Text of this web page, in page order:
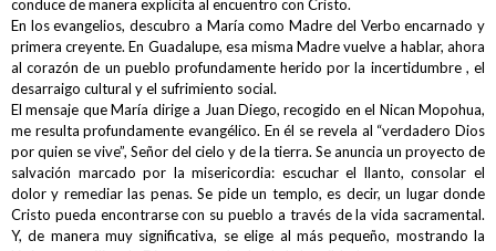
conduce de manera explícita al encuentro con Cristo.
En los evangelios, descubro a María como Madre del Verbo encarnado y
primera creyente. En Guadalupe, esa misma Madre vuelve a hablar, ahora
al corazón de un pueblo profundamente herido por la incertidumbre , el
desarraigo cultural y el sufrimiento social.
El mensaje que María dirige a Juan Diego, recogido en el Nican Mopohua,
me resulta profundamente evangélico. En él se revela al “verdadero Dios
por quien se vive”, Señor del cielo y de la tierra. Se anuncia un proyecto de
salvación marcado por la misericordia: escuchar el llanto, consolar el
dolor y remediar las penas. Se pide un templo, es decir, un lugar donde
Cristo pueda encontrarse con su pueblo a través de la vida sacramental.
Y, de manera muy significativa, se elige al más pequeño, mostrando la